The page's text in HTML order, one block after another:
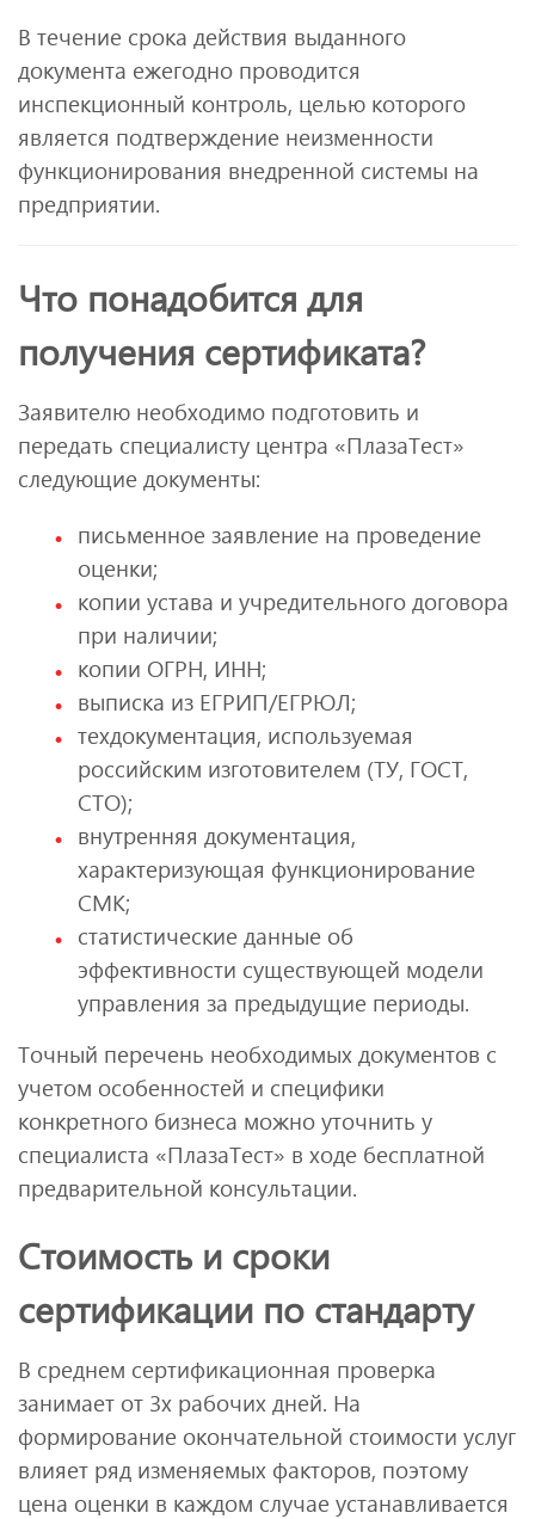
В течение срока действия выданного
документа ежегодно проводится
инспекционный контроль, целью которого
является подтверждение неизменности
функционирования внедренной системы на
предприятии.
Что понадобится для
получения сертификата?
Заявителю необходимо подготовить и
передать специалисту центра «ПлазаТест»
следующие документы:
письменное заявление на проведение
оценки;
копии устава и учредительного договора
при наличии;
копии ОГРН, ИНН;
выписка из ЕГРИП/ЕГРЮЛ;
техдокументация, используемая
российским изготовителем (ТУ, ГОСТ,
СТО);
внутренняя документация,
характеризующая функционирование
СМК;
статистические данные об
эффективности существующей модели
управления за предыдущие периоды.
Точный перечень необходимых документов с
учетом особенностей и специфики
конкретного бизнеса можно уточнить у
специалиста «ПлазаТест» в ходе бесплатной
предварительной консультации.
Стоимость и сроки
сертификации по стандарту
В среднем сертификационная проверка
занимает от 3х рабочих дней. На
формирование окончательной стоимости услуг
влияет ряд изменяемых факторов, поэтому
цена оценки в каждом случае устанавливается